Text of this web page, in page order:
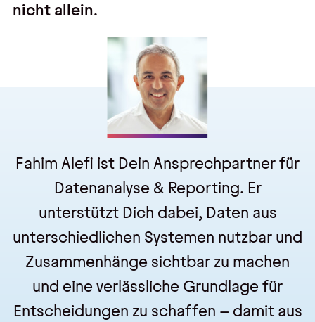
nicht allein.
Fahim Alefi ist Dein Ansprechpartner für
Datenanalyse & Reporting. Er
unterstützt Dich dabei, Daten aus
unterschiedlichen Systemen nutzbar und
Zusammenhänge sichtbar zu machen
und eine verlässliche Grundlage für
Entscheidungen zu schaffen – damit aus
Hinweisgebersystem